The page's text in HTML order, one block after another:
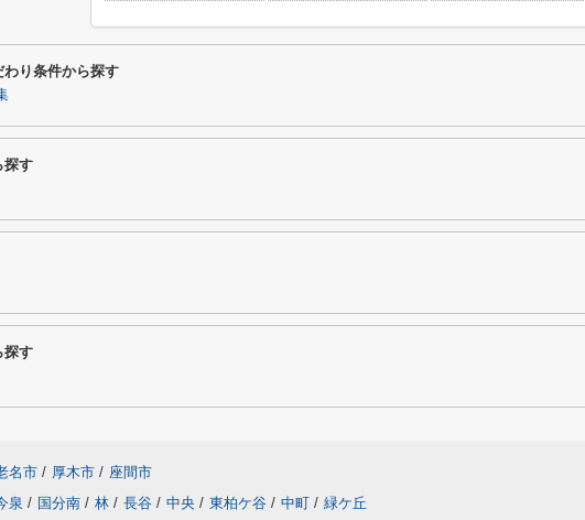
り条件から探す
探す
探す
名市 / 厚木市 / 座間市
泉 / 国分南 / 林 / 長谷 / 中央 / 東柏ケ谷 / 中町 / 緑ケ丘